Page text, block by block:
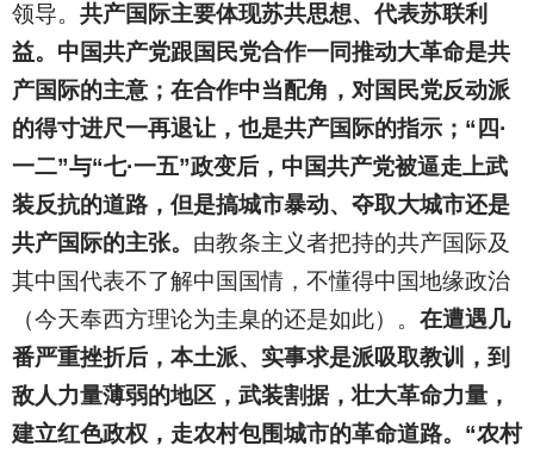
领导。 共产国际主要体现苏共思想、代表苏联利
益。中国共产党跟国民党合作一同推动大革命是共
产国际的主意；在合作中当配角，对国民党反动派
的得寸进尺一再退让，也是共产国际的指示；“四·
一二”与“七·一五”政变后，中国共产党被逼走上武
装反抗的道路，但是搞城市暴动、夺取大城市还是
共产国际的主张。 由教条主义者把持的共产国际及
其中国代表不了解中国国情，不懂得中国地缘政治
（今天奉西方理论为圭臬的还是如此）。 在遭遇几
番严重挫折后，本土派、实事求是派吸取教训，到
敌人力量薄弱的地区，武装割据，壮大革命力量，
建立红色政权，走农村包围城市的革命道路。“农村